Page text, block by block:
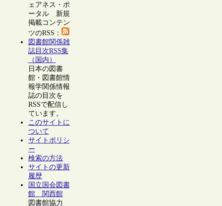
ェアネス・ポ
ータル 新規
掲載コンテン
ツのRSS：
図書館関係雑
誌目次RSS集
（国内）
日本の図書
館・図書館情
報学関係情報
誌の目次を
RSSで配信し
ています。
このサイトに
ついて
サイトポリシ
ー
検索の方法
サイトの更新
履歴
国立国会図書
館 関西館
図書館協力